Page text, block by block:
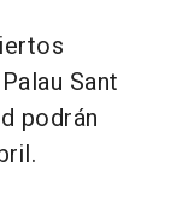
Sant
podrán